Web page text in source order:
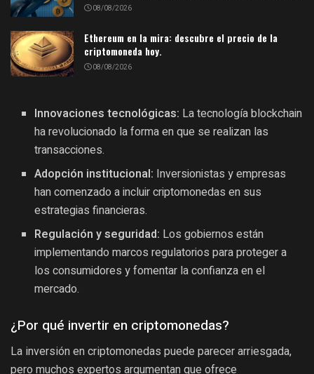
08/08/2026
Ethereum en la mira: descubre el precio de la
criptomoneda hoy.
08/08/2026
Innovaciones tecnológicas: La tecnología blockchain
ha revolucionado la forma en que se realizan las
transacciones.
Adopción institucional: Inversionistas y empresas
han comenzado a incluir criptomonedas en sus
estrategias financieras.
Regulación y seguridad: Los gobiernos están
implementando marcos regulatorios para proteger a
los consumidores y fomentar la confianza en el
mercado.
¿Por qué invertir en criptomonedas?
La inversión en criptomonedas puede parecer arriesgada,
pero muchos expertos argumentan que ofrece